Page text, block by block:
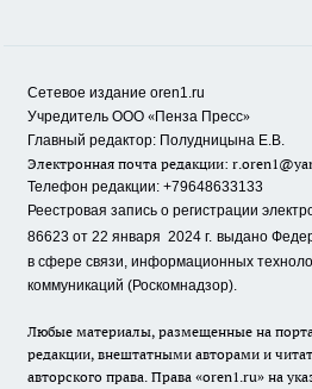
Сетевое издание oren1.ru
Учредитель ООО «Пенза Пресс»
Главный редактор: Полудницына Е.В.
Электронная почта редакции:
Телефон редакции: +79648633133
Реестровая запись о регистрации
86623 от 22 января 2024 г. выдано
в сфере связи, информационных
коммуникаций (Роскомнадзор).
Любые материалы, размещенные на
редакции, внештатными авторами и
авторского права. Права «oren1.ru» на